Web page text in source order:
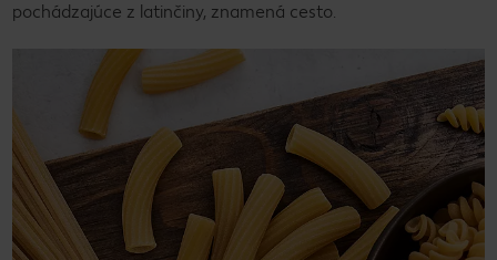
pochádzajúce z latinčiny, znamená cesto.